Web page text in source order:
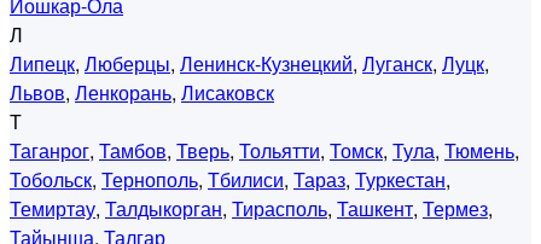
Л
Липецк, Люберцы, Ленинск-Кузнецкий, Луганск, Луцк,
Львов, Ленкорань, Лисаковск
Т
Таганрог, Тамбов, Тверь, Тольятти, Томск, Тула, Тюмень,
Тобольск, Тернополь, Тбилиси, Тараз, Туркестан,
Темиртау, Талдыкорган, Тирасполь, Ташкент, Термез,
Тайынша, Талгар